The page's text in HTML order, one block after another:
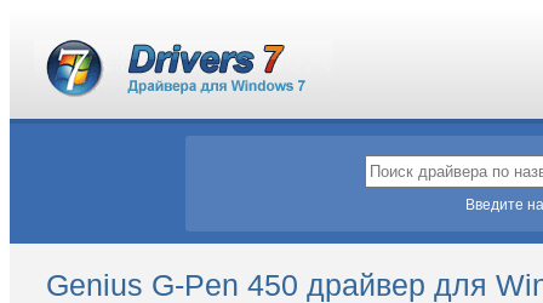
Введите
Genius G-Pen 450 драйвер для